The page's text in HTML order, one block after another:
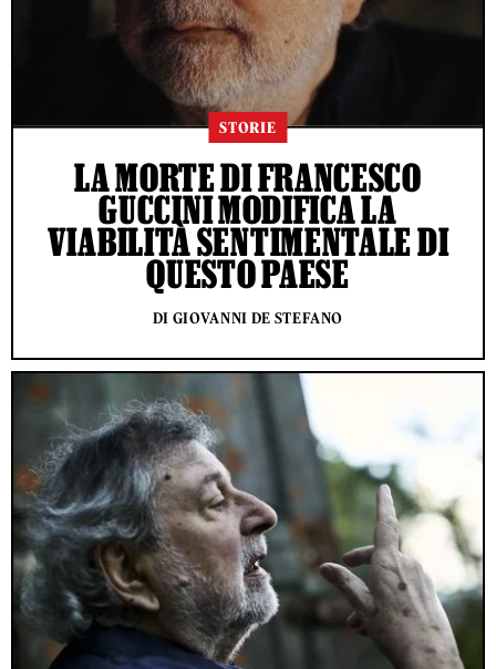
STORIE
LA MORTE DI FRANCESCO
GUCCINI MODIFICA LA
VIABILITÀ SENTIMENTALE DI
QUESTO PAESE
DI GIOVANNI DE STEFANO